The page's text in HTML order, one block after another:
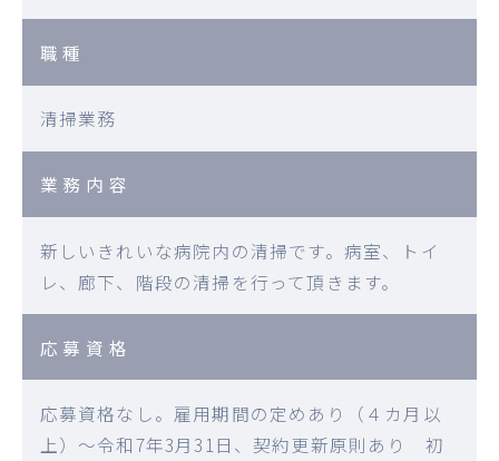
職種
清掃業務
業務内容
新しいきれいな病院内の清掃です。病室、トイ
レ、廊下、階段の清掃を行って頂きます。
応募資格
応募資格なし。雇用期間の定めあり（４カ月以
上）～令和7年3月31日、契約更新原則あり 初